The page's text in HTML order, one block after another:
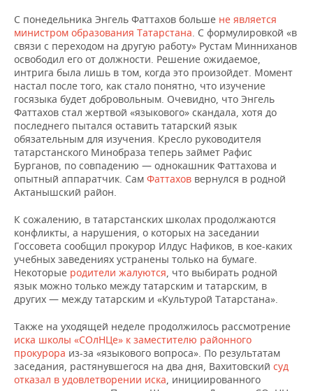
С понедельника Энгель Фаттахов больше не является
министром образования Татарстана. С формулировкой «в
связи с переходом на другую работу» Рустам Минниханов
освободил его от должности. Решение ожидаемое,
интрига была лишь в том, когда это произойдет. Момент
настал после того, как стало понятно, что изучение
госязыка будет добровольным. Очевидно, что Энгель
Фаттахов стал жертвой «языкового» скандала, хотя до
последнего пытался оставить татарский язык
обязательным для изучения. Кресло руководителя
татарстанского Минобраза теперь займет Рафис
Бурганов, по совпадению — однокашник Фаттахова и
опытный аппаратчик. Сам Фаттахов вернулся в родной
Актанышский район.
К сожалению, в татарстанских школах продолжаются
конфликты, а нарушения, о которых на заседании
Госсовета сообщил прокурор Илдус Нафиков, в кое-каких
учебных заведениях устранены только на бумаге.
Некоторые родители жалуются, что выбирать родной
язык можно только между татарским и татарским, в
других — между татарским и «Культурой Татарстана».
Также на уходящей неделе продолжилось рассмотрение
иска школы «СОлНЦе» к заместителю районного
прокурора из-за «языкового вопроса». По результатам
заседания, растянувшегося на два дня, Вахитовский суд
отказал в удовлетворении иска, инициированного